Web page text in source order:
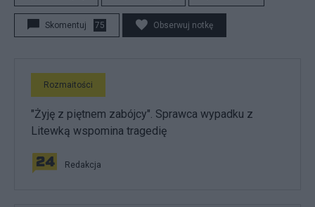
Skomentuj 75 Obserwuj notkę
Rozmaitości
"Żyję z piętnem zabójcy". Sprawca wypadku z
Litewką wspomina tragedię
Redakcja